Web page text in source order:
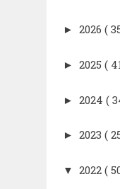
► 2026 (
► 2025 (
► 2024 (
► 2023 (
▼ 2022 (